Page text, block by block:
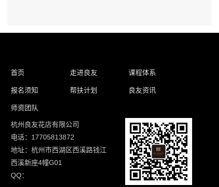
首页 走进良友 课程体系
报名须知 帮扶计划 良友资讯
师资团队
杭州良友花店有限公司
电话：17705813872
地址：杭州市西湖区西溪路钱江
西溪新座4幢G01
QQ：